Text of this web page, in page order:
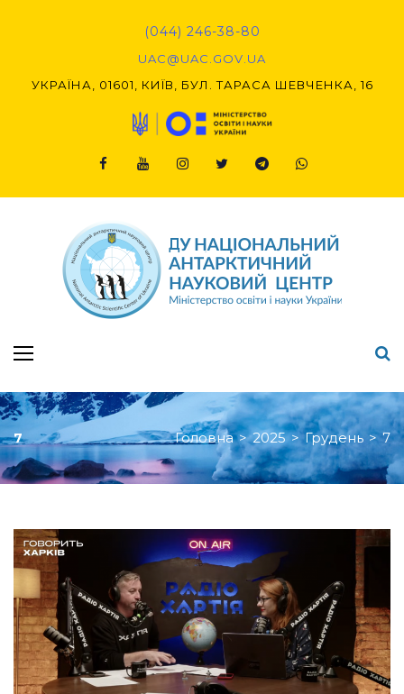
(044) 246-38-80
UAC@UAC.GOV.UA​​
УКРАЇНА, 01601, КИЇВ, БУЛ. ТАРАСА ШЕВЧЕНКА, 16
7 Головна > 2025 > Грудень > 7
День:
07.12.2025